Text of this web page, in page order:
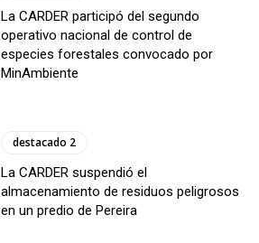
La CARDER participó del segundo
operativo nacional de control de
especies forestales convocado por
MinAmbiente
destacado 2
La CARDER suspendió el
almacenamiento de residuos peligrosos
en un predio de Pereira